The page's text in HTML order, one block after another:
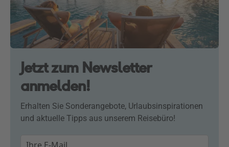
Jetzt zum Newsletter
anmelden!
Erhalten Sie Sonderangebote, Urlaubsinspirationen
und aktuelle Tipps aus unserem Reisebüro!